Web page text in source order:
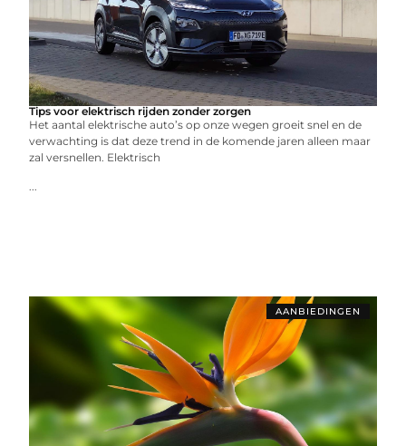
Tips voor elektrisch rijden zonder zorgen
Het aantal elektrische auto’s op onze wegen groeit snel en de
verwachting is dat deze trend in de komende jaren alleen maar
zal versnellen. Elektrisch
...
AANBIEDINGEN